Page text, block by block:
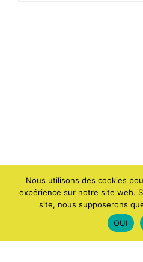
Nous utilisons des cookies
expérience sur notre site web.
site, nous supposerons
OUI